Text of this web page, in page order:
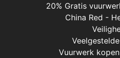
20% Gratis
China Red -
Vuurwerk